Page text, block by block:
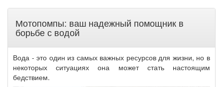
Мотопомпы: ваш надежный помощник в
борьбе с водой
Вода - это один из самых важных ресурсов для жизни, но в
некоторых ситуациях она может стать настоящим
бедствием.